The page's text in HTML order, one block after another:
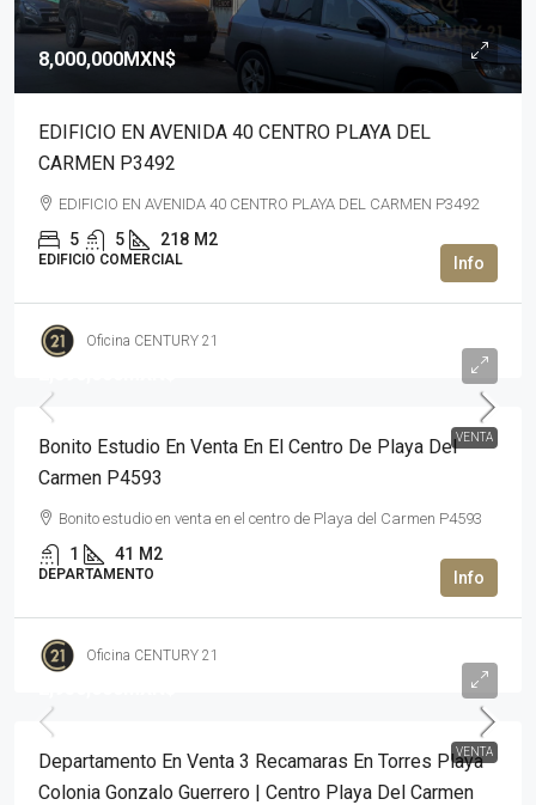
8,000,000MXN$
EDIFICIO EN AVENIDA 40 CENTRO PLAYA DEL
CARMEN P3492
EDIFICIO EN AVENIDA 40 CENTRO PLAYA DEL CARMEN P3492
5 5 218 M2
EDIFICIO COMERCIAL
Oficina CENTURY 21
VENTA
Bonito Estudio En Venta En El Centro De Playa Del
Carmen P4593
Bonito estudio en venta en el centro de Playa del Carmen P4593
1 41 M2
DEPARTAMENTO
Oficina CENTURY 21
VENTA
Departamento En Venta 3 Recamaras En Torres Playa
Colonia Gonzalo Guerrero | Centro Playa Del Carmen